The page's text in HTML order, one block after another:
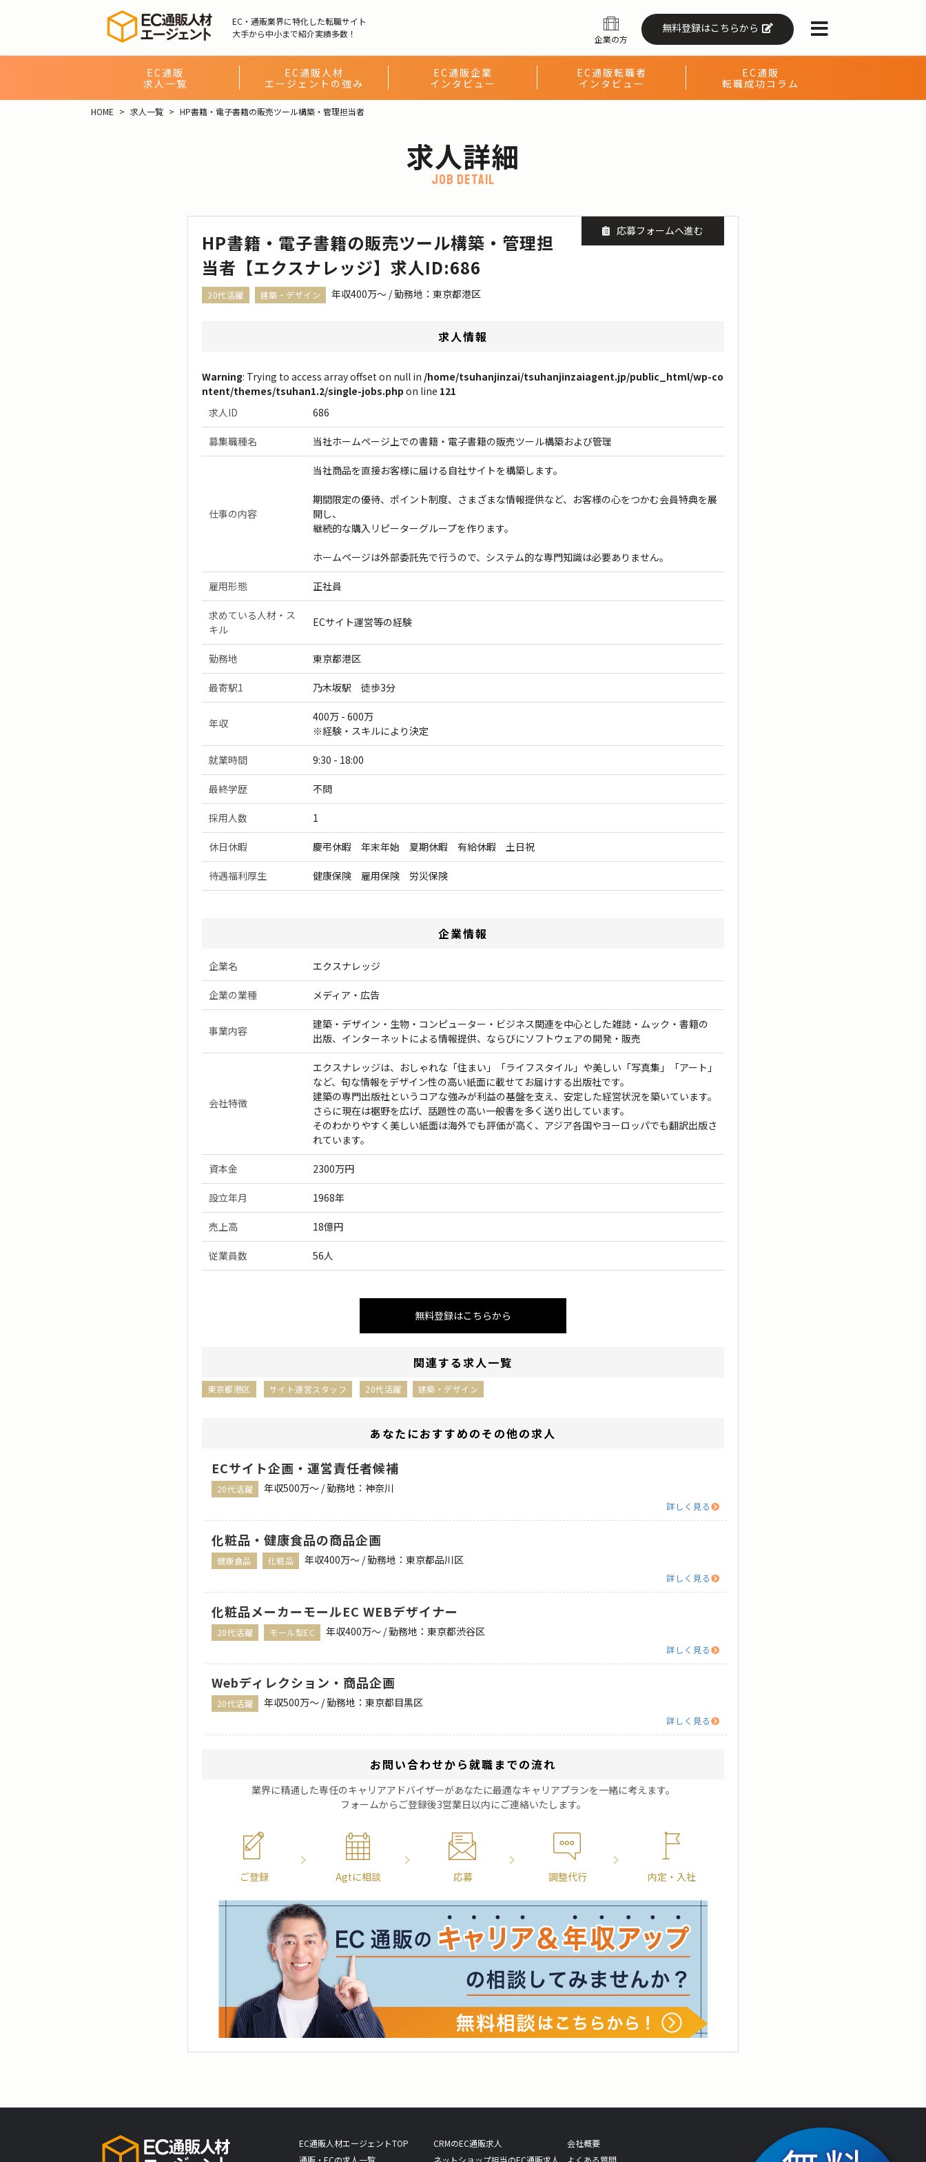
EC・通販業界に特化した転職サイト
大手から中小まで紹介実績多数！
企業の方
無料登録はこちらから
EC通販
求人一覧
EC通販人材
エージェントの強み
EC通販企業
インタビュー
EC通販転職者
インタビュー
EC通販
転職成功コラム
HOME 求人一覧 HP書籍・電子書籍の販売ツール構築・管理担当者
求人詳細
job detail
HP書籍・電子書籍の販売ツール構築・管理担
当者【エクスナレッジ】求人ID:686
応募フォームへ進む
20代活躍 建築・デザイン 年収400万〜 / 勤務地：東京都港区
求人情報
Warning: Trying to access array offset on null in /home/tsuhanjinzai/tsuhanjinzaiagent.jp/public_html/wp-co
ntent/themes/tsuhan1.2/single-jobs.php on line 121
求人ID
686
募集職種名 当社ホームページ上での書籍・電子書籍の販売ツール構築および管理
仕事の内容
当社商品を直接お客様に届ける自社サイトを構築します。
期間限定の優待、ポイント制度、さまざまな情報提供など、お客様の心をつかむ会員特典を展
開し、
継続的な購入リピーターグループを作ります。
ホームページは外部委託先で行うので、システム的な専門知識は必要ありません。
雇用形態 正社員
求めている人材・ス
キル
ECサイト運営等の経験
勤務地 東京都港区
最寄駅1 乃木坂駅 徒歩3分
年収
400万 - 600万
※経験・スキルにより決定
就業時間 9:30 - 18:00
最終学歴 不問
採用人数 1
休日休暇 慶弔休暇 年末年始 夏期休暇 有給休暇 土日祝
待遇福利厚生 健康保険 雇用保険 労災保険
企業情報
企業名 エクスナレッジ
企業の業種 メディア・広告
事業内容
建築・デザイン・生物・コンピューター・ビジネス関連を中心とした雑誌・ムック・書籍の
出版、インターネットによる情報提供、ならびにソフトウェアの開発・販売
会社特徴
エクスナレッジは、おしゃれな「住まい」「ライフスタイル」や美しい「写真集」「アート」
など、旬な情報をデザイン性の高い紙面に載せてお届けする出版社です。
建築の専門出版社というコアな強みが利益の基盤を支え、安定した経営状況を築いています。
さらに現在は裾野を広げ、話題性の高い一般書を多く送り出しています。
そのわかりやすく美しい紙面は海外でも評価が高く、アジア各国やヨーロッパでも翻訳出版さ
れています。
資本金 2300万円
設立年月 1968年
売上高 18億円
従業員数 56人
無料登録はこちらから
関連する求人一覧
東京都港区 サイト運営スタッフ 20代活躍 建築・デザイン
あなたにおすすめのその他の求人
ECサイト企画・運営責任者候補
20代活躍 年収500万〜 / 勤務地：神奈川
詳しく見る
化粧品・健康食品の商品企画
健康食品 化粧品 年収400万〜 / 勤務地：東京都品川区
詳しく見る
化粧品メーカーモールEC WEBデザイナー
20代活躍 モール型EC 年収400万〜 / 勤務地：東京都渋谷区
詳しく見る
Webディレクション・商品企画
20代活躍 年収500万〜 / 勤務地：東京都目黒区
詳しく見る
お問い合わせから就職までの流れ
業界に精通した専任のキャリアアドバイザーがあなたに最適なキャリアプランを一緒に考えます。
フォームからご登録後3営業日以内にご連絡いたします。
ご登録 Agtに相談 応募 調整代行 内定・入社
EC通販人材エージェントTOP
CRMのEC通販求人
会社概要